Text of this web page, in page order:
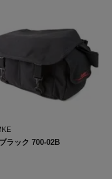
ラック 700-02B